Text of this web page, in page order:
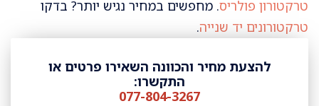
טרקטורון פולריס. מחפשים במחיר נגיש יותר? בדקו
טרקטורונים יד שנייה.
להצעת מחיר והכוונה השאירו פרטים או
התקשרו:
077-804-3267